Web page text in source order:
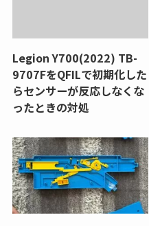
Legion Y700(2022) TB-
9707FをQFILで初期化した
らセンサーが反応しなくな
ったときの対処